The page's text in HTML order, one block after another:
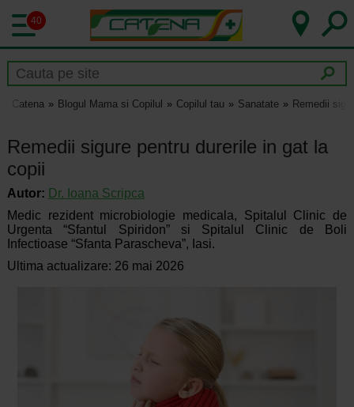
40
Catena Blogul Mama si Copilul Copilul tau Sanatate Remedii
Remedii sigure pentru durerile in gat la
copii
Autor: Dr. Ioana Scripca
Medic rezident microbiologie medicala, Spitalul Clinic de
Urgenta “Sfantul Spiridon” si Spitalul Clinic de Boli
Infectioase “Sfanta Parascheva”, Iasi.
Ultima actualizare: 26 mai 2026